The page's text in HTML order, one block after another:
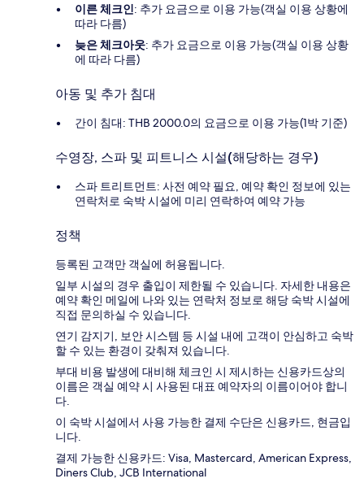
이른 체크인: 추가 요금으로 이용 가능(객실 이용 상황에
따라 다름)
늦은 체크아웃: 추가 요금으로 이용 가능(객실 이용 상황
에 따라 다름)
아동 및 추가 침대
간이 침대: THB 2000.0의 요금으로 이용 가능(1박 기준)
수영장, 스파 및 피트니스 시설(해당하는 경우)
스파 트리트먼트: 사전 예약 필요, 예약 확인 정보에 있는
연락처로 숙박 시설에 미리 연락하여 예약 가능
정책
등록된 고객만 객실에 허용됩니다.
일부 시설의 경우 출입이 제한될 수 있습니다. 자세한 내용은
예약 확인 메일에 나와 있는 연락처 정보로 해당 숙박 시설에
직접 문의하실 수 있습니다.
연기 감지기, 보안 시스템 등 시설 내에 고객이 안심하고 숙박
할 수 있는 환경이 갖춰져 있습니다.
부대 비용 발생에 대비해 체크인 시 제시하는 신용카드상의
이름은 객실 예약 시 사용된 대표 예약자의 이름이어야 합니
다.
이 숙박 시설에서 사용 가능한 결제 수단은 신용카드, 현금입
니다.
결제 가능한 신용카드: Visa, Mastercard, American Express,
Diners Club, JCB International